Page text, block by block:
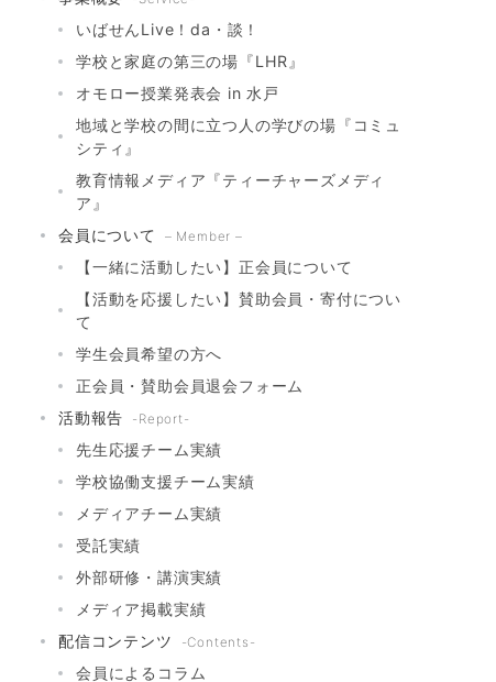
いばせんLive！da・談！
学校と家庭の第三の場『LHR』
オモロー授業発表会 in 水戸
地域と学校の間に立つ人の学びの場『コミュ
シティ』
教育情報メディア『ティーチャーズメディ
ア』
会員について
– Member –
【一緒に活動したい】正会員について
【活動を応援したい】賛助会員・寄付につい
て
学生会員希望の方へ
正会員・賛助会員退会フォーム
活動報告
-Report-
先生応援チーム実績
学校協働支援チーム実績
メディアチーム実績
受託実績
外部研修・講演実績
メディア掲載実績
配信コンテンツ
-Contents-
会員によるコラム